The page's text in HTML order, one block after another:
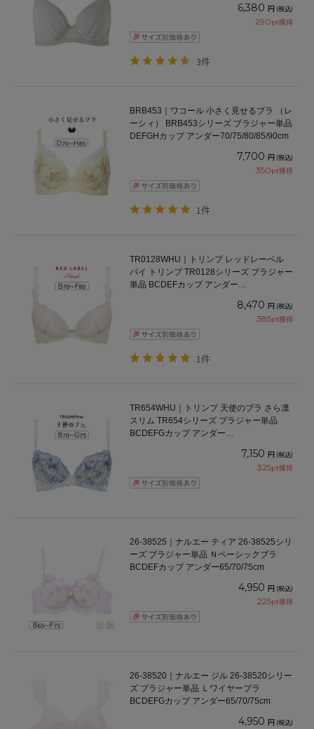
6,380 円 (税込)
290pt獲得
3件
BRB453｜ワコール 小さく見せるブラ （レ
ーシィ） BRB453シリーズ ブラジャー単品
DEFGHカップ アンダー70/75/80/85/90cm
7,700 円 (税込)
350pt獲得
1件
TR0128WHU｜トリンプ レッドレーベル
バイ トリンプ TR0128シリーズ ブラジャー
単品 BCDEFカップ アンダー
8,470 円 (税込)
385pt獲得
1件
TR654WHU｜トリンプ 天使のブラ さら凛
スリム TR654シリーズ ブラジャー単品
BCDEFGカップ アンダー
7,150 円 (税込)
325pt獲得
26-38525｜ナルエー ティア 26-38525シリ
ーズ ブラジャー単品 Ｎベーシックブラ
BCDEFカップ アンダー65/70/75cm
4,950 円 (税込)
225pt獲得
26-38520｜ナルエー ジル 26-38520シリー
ズ ブラジャー単品 Ｌワイヤーブラ
BCDEFGカップ アンダー65/70/75cm
4,950 円 (税込)